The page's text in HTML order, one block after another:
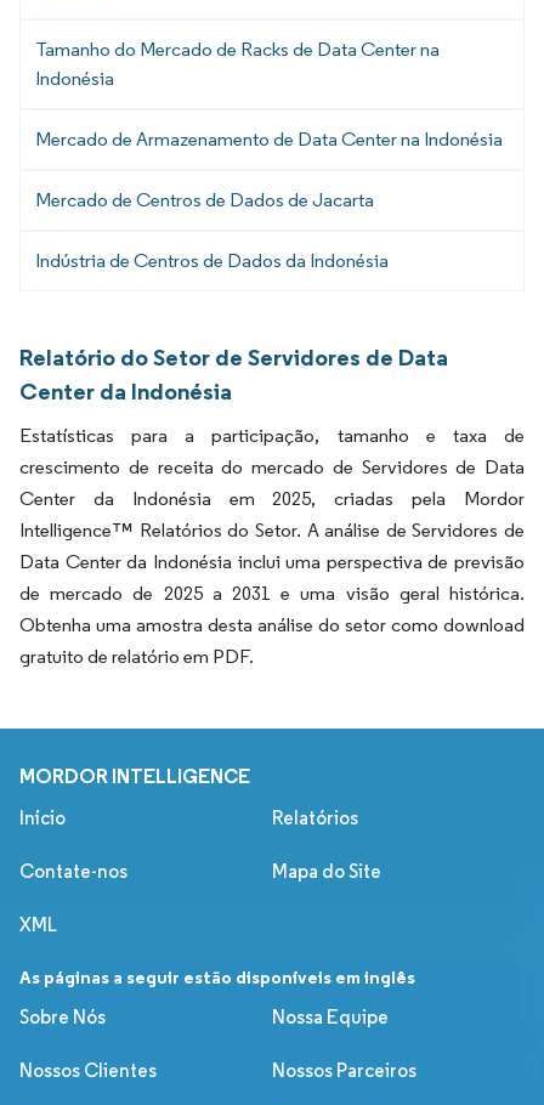
Tamanho do Mercado de Racks de Data Center na
Indonésia
Mercado de Armazenamento de Data Center na Indonésia
Mercado de Centros de Dados de Jacarta
Indústria de Centros de Dados da Indonésia
Relatório do Setor de Servidores de Data
Center da Indonésia
Estatísticas para a participação, tamanho e taxa de
crescimento de receita do mercado de Servidores de Data
Center da Indonésia em 2025, criadas pela Mordor
Intelligence™ Relatórios do Setor. A análise de Servidores de
Data Center da Indonésia inclui uma perspectiva de previsão
de mercado de 2025 a 2031 e uma visão geral histórica.
Obtenha uma amostra desta análise do setor como download
gratuito de relatório em PDF.
MORDOR INTELLIGENCE
Início Relatórios
Contate-nos Mapa do Site
XML
As páginas a seguir estão disponíveis em inglês
Sobre Nós
Nossa Equipe
Nossos Clientes Nossos Parceiros